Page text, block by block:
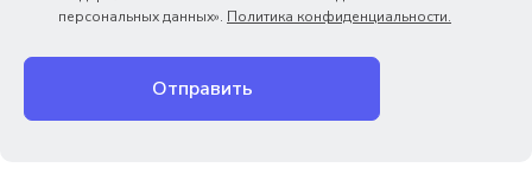
персональных данных». Политика конфиденциальности.
Отправить